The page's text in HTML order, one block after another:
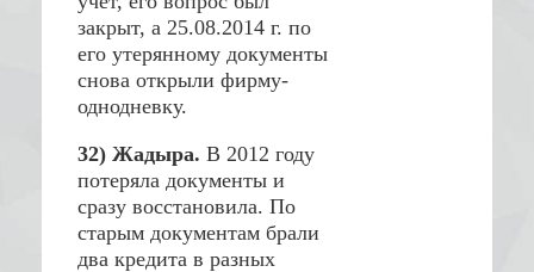
закрыт, а 25.08.2014 г. по
его утерянному документы
снова открыли фирму-
однодневку.
32) Жадыра. В 2012 году
потеряла документы и
сразу восстановила. По
старым документам брали
два кредита в разных